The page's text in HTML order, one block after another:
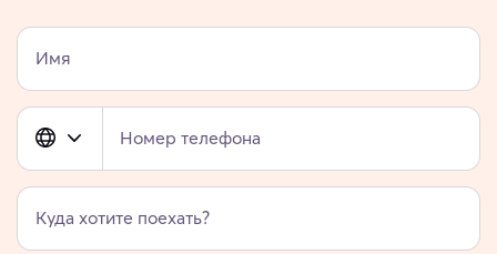
Имя
Номер телефона
Куда хотите поехать?